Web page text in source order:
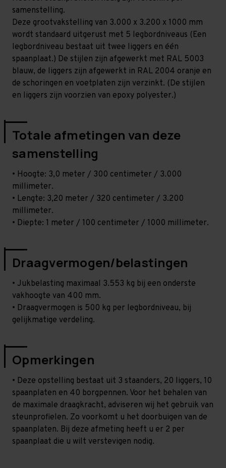
samenstelling.
Deze grootvakstelling van 3.000 x 3.200 x 1000 mm
wordt standaard uitgerust met 5 legbordniveaus (Een
legbordniveau bestaat uit twee liggers en één
spaanplaat.) De stijlen zijn afgewerkt met RAL 5003
blauw, de liggers zijn afgewerkt in RAL 2004 oranje en
de schoringen en voetplaten zijn verzinkt. (De stijlen
en liggers zijn voorzien van epoxy polyester.)
Totale afmetingen van deze
samenstelling
• Hoogte: 3,0 meter / 300 centimeter / 3.000
millimeter.
• Lengte: 3,20 meter / 320 centimeter / 3.200
millimeter.
• Diepte: 1 meter / 100 centimeter / 1000 millimeter.
Draagvermogen/belastingen
• Jukbelasting maximaal 3.553 kg bij een onderste
vakhoogte van 400 mm.
• Draagvermogen is 500 kg per legbordniveau, bij
gelijkmatige verdeling.
Opmerkingen
• Deze opstelling bestaat uit 3 staanders, 20 liggers, 10
spaanplaten en 40 borgpennen. Voor het behalen van
de maximale draagkracht, adviseren wij het gebruik van
steunprofielen. Zo voorkomt u het doorbuigen van de
spaanplaten. Bij deze afmeting heeft u er 2 per
spaanplaat die u wilt verstevigen nodig.